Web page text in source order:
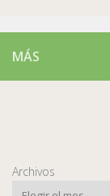
MÁS
Archivos